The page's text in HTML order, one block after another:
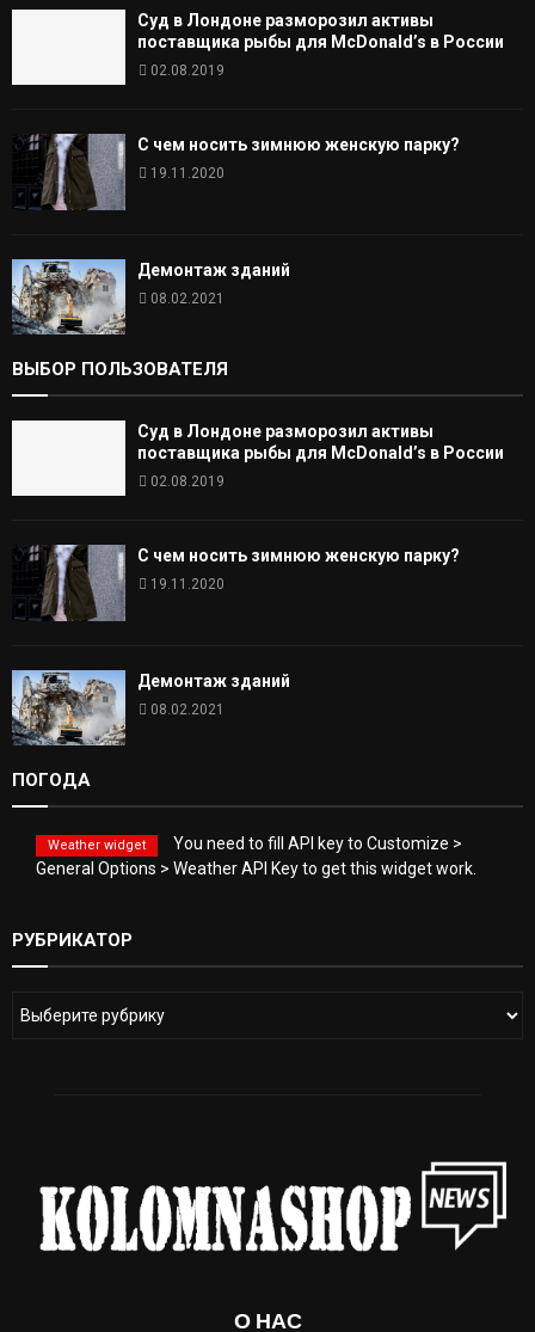
Суд в Лондоне разморозил активы
поставщика рыбы для McDonald’s в России
02.08.2019
С чем носить зимнюю женскую парку?
19.11.2020
Демонтаж зданий
08.02.2021
ВЫБОР ПОЛЬЗОВАТЕЛЯ
Суд в Лондоне разморозил активы
поставщика рыбы для McDonald’s в России
02.08.2019
С чем носить зимнюю женскую парку?
19.11.2020
Демонтаж зданий
08.02.2021
ПОГОДА
Weather widget
You need to fill API key to Customize >
General Options > Weather API Key to get this widget work.
РУБРИКАТОР
О НАС